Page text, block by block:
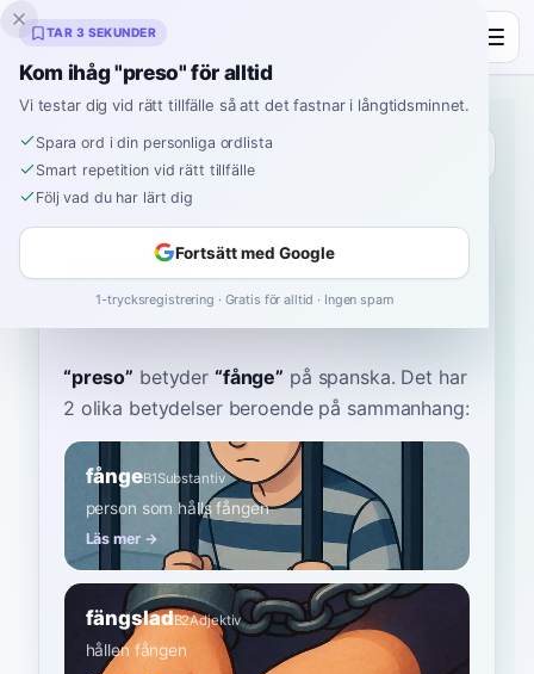
Inklingo
Ordbok
Hem›Spanska ›Ordbok
preso
PREH-soh ˈpɾe.so
“preso” betyder “fånge” på spanska. Det har
2 olika betydelser beroende på sammanhang:
fångeB1Substantiv
person som hålls fången
Läs mer →
fängsladB2Adjektiv
hållen fången
TAR 3 SEKUNDER
Kom ihåg "preso" för alltid
Vi testar dig vid rätt tillfälle så att det fastnar i långtidsminnet.
Spara ord i din personliga ordlista
Smart repetition vid rätt tillfälle
Följ vad du har lärt dig
Fortsätt med Google
1-trycksregistrering · Gratis för alltid · Ingen spam